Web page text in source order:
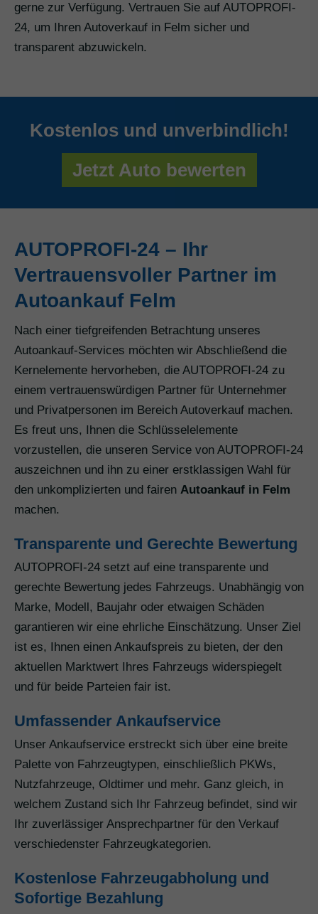
gerne zur Verfügung. Vertrauen Sie auf AUTOPROFI-
24, um Ihren Autoverkauf in Felm sicher und
transparent abzuwickeln.
Kostenlos und unverbindlich!
Jetzt Auto bewerten
AUTOPROFI-24 – Ihr
Vertrauensvoller Partner im
Autoankauf Felm
Nach einer tiefgreifenden Betrachtung unseres
Autoankauf-Services möchten wir Abschließend die
Kernelemente hervorheben, die AUTOPROFI-24 zu
einem vertrauenswürdigen Partner für Unternehmer
und Privatpersonen im Bereich Autoverkauf machen.
Es freut uns, Ihnen die Schlüsselelemente
vorzustellen, die unseren Service von AUTOPROFI-24
auszeichnen und ihn zu einer erstklassigen Wahl für
den unkomplizierten und fairen Autoankauf in Felm
machen.
Transparente und Gerechte Bewertung
AUTOPROFI-24 setzt auf eine transparente und
gerechte Bewertung jedes Fahrzeugs. Unabhängig von
Marke, Modell, Baujahr oder etwaigen Schäden
garantieren wir eine ehrliche Einschätzung. Unser Ziel
ist es, Ihnen einen Ankaufspreis zu bieten, der den
aktuellen Marktwert Ihres Fahrzeugs widerspiegelt
und für beide Parteien fair ist.
Umfassender Ankaufservice
Unser Ankaufservice erstreckt sich über eine breite
Palette von Fahrzeugtypen, einschließlich PKWs,
Nutzfahrzeuge, Oldtimer und mehr. Ganz gleich, in
welchem Zustand sich Ihr Fahrzeug befindet, sind wir
Ihr zuverlässiger Ansprechpartner für den Verkauf
verschiedenster Fahrzeugkategorien.
Kostenlose Fahrzeugabholung und
Sofortige Bezahlung